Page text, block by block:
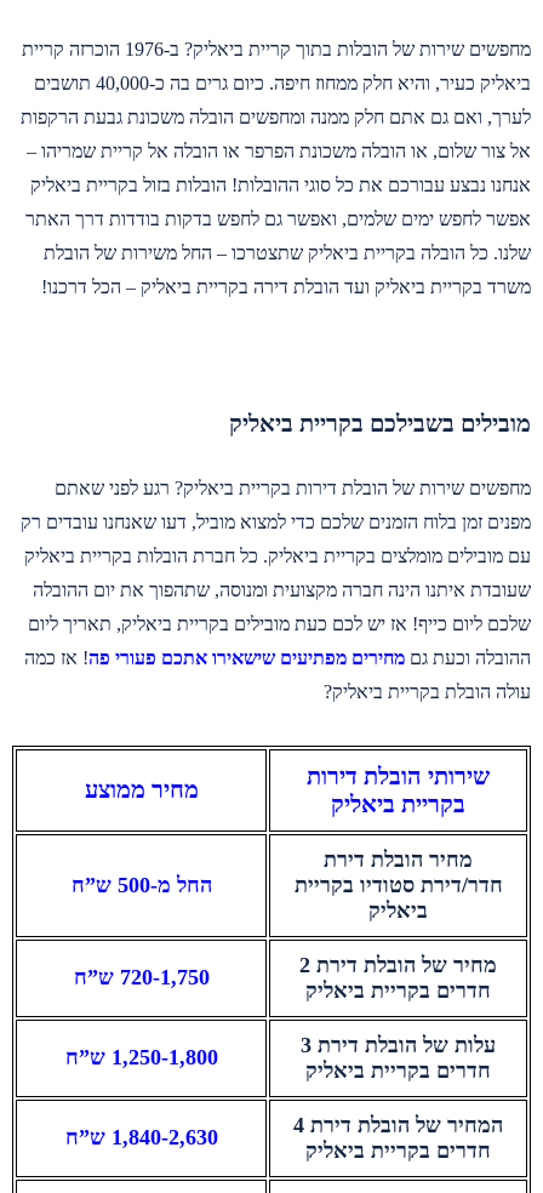
מחפשים שירות של הובלות בתוך קריית ביאליק? ב-1976 הוכרזה קריית
ביאליק כעיר, והיא חלק ממחוז חיפה. כיום גרים בה כ-40,000 תושבים
לערך, ואם גם אתם חלק ממנה ומחפשים הובלה משכונת גבעת הרקפות
אל צור שלום, או הובלה משכונת הפרפר או הובלה אל קריית שמריהו –
אנחנו נבצע עבורכם את כל סוגי ההובלות! הובלות בזול בקריית ביאליק
אפשר לחפש ימים שלמים, ואפשר גם לחפש בדקות בודדות דרך האתר
שלנו. כל הובלה בקריית ביאליק שתצטרכו – החל משירות של הובלת
משרד בקריית ביאליק ועד הובלת דירה בקריית ביאליק – הכל דרכנו!
מובילים בשבילכם בקריית ביאליק
מחפשים שירות של הובלת דירות בקריית ביאליק? רגע לפני שאתם
מפנים זמן בלוח הזמנים שלכם כדי למצוא מוביל, דעו שאנחנו עובדים רק
עם מובילים מומלצים בקריית ביאליק. כל חברת הובלות בקריית ביאליק
שעובדת איתנו הינה חברה מקצועית ומנוסה, שתהפוך את יום ההובלה
שלכם ליום כייף! אז יש לכם כעת מובילים בקריית ביאליק, תאריך ליום
ההובלה וכעת גם מחירים מפתיעים שישאירו אתכם פעורי פה! אז כמה
עולה הובלת בקריית ביאליק?
שירותי הובלת דירות
בקריית ביאליק
מחיר ממוצע
מחיר הובלת דירת
חדר/דירת סטודיו בקריית
ביאליק
החל מ-500 ש”ח
מחיר של הובלת דירת 2
חדרים בקריית ביאליק
720-1,750 ש”ח
עלות של הובלת דירת 3
חדרים בקריית ביאליק
1,250-1,800 ש”ח
המחיר של הובלת דירת 4
חדרים בקריית ביאליק
1,840-2,630 ש”ח